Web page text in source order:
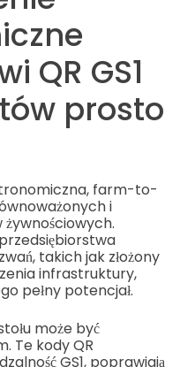
QR GS1
prosto
farm-to-
i
takich jak złożony
infrastruktury,
pełny potencjał.
może być
Te kody QR
GS1, poprawiają